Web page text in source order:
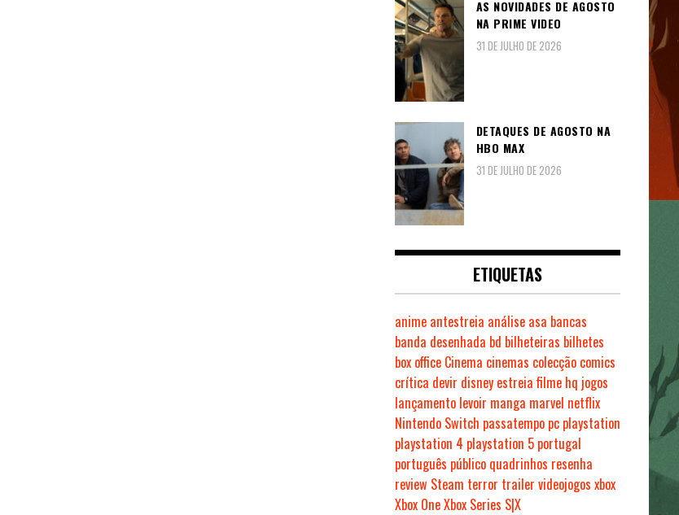
AS NOVIDADES DE AGOSTO
NA PRIME VIDEO
31 DE JULHO DE 2026
DETAQUES DE AGOSTO NA
HBO MAX
31 DE JULHO DE 2026
ETIQUETAS
anime antestreia análise asa bancas
banda desenhada bd bilheteiras bilhetes
box office Cinema cinemas colecção comics
crítica devir disney estreiafilme hq jogos
lançamento levoir manga marvel netflix
Nintendo Switch passatempo pc playstation
playstation 4 playstation 5 portugal
português público quadrinhos resenha
review Steam terror trailer videojogos xbox
Xbox OneXbox Series S|X